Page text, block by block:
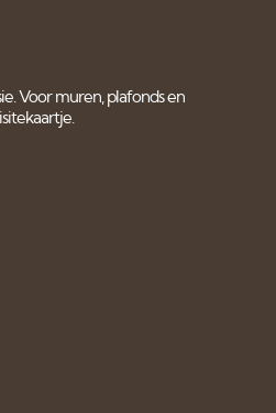
Voor muren, plafonds en